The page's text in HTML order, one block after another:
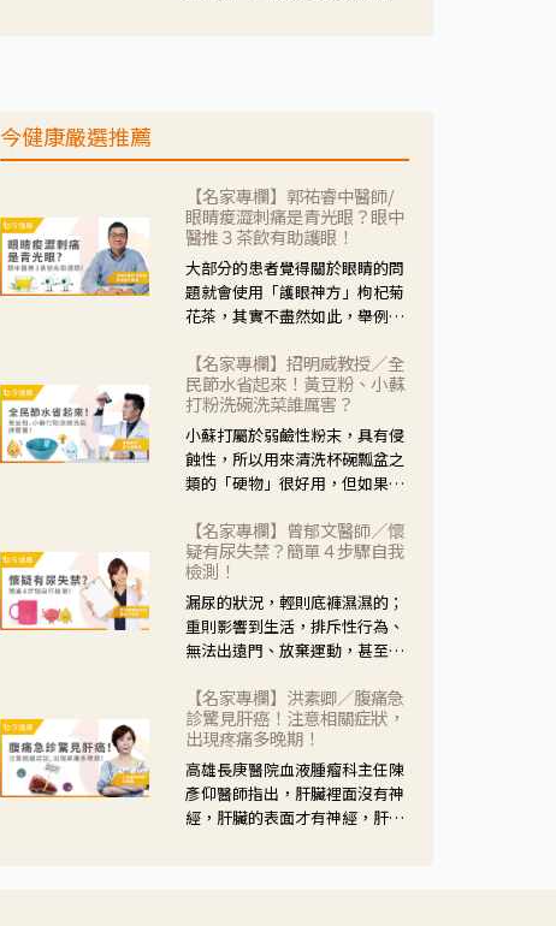
生活挑戰。
今健康嚴選推薦
【名家專欄】郭祐睿中醫師/
眼睛痠澀刺痛是青光眼？眼中
醫推３茶飲有助護眼！
大部分的患者覺得關於眼睛的問
題就會使用「護眼神方」枸杞菊
花茶，其實不盡然如此，舉例來
紅、眼睛痛、眼屎多而且顏色
黃，當然就可以使用枸杞菊花
茶，但是枸杞的劑量要少，菊花
的劑量要多；若是有以上症狀以
外，眼睛還會有灼熱感，眼屎多
到會「牽絲」，也就是水樣分泌
了，這時候就要使用菊花、金銀
花來治療；假如單純的眼睛乾
澀，結膜沒有紅，眼睛周圍沒有
眼屎，這種情況是屬於「陰
虛」，就可以使用枸杞、蓮藕、
麥門冬、山藥等比較滋潤的藥
【名家專欄】招明威教授／全
民節水省起來！黃豆粉、小蘇
打粉洗碗洗菜誰厲害？
小蘇打屬於弱鹼性粉末，具有侵
蝕性，所以用來清洗杯碗瓢盆之
類的「硬物」很好用，但如果用
特別注意用法用量，使用過多或
是浸泡太久，容易腐蝕蔬菜的纖
維，讓菜軟掉不清脆。
【名家專欄】曾郁文醫師／懷
疑有尿失禁？簡單４步驟自我
檢測！
漏尿的狀況，輕則底褲濕濕的；
重則影響到生活，排斥性行為、
無法出遠門、放棄運動，甚至怕
禁」的症狀，長期下來不敢與朋
友往來，低潮陰霾造成憂鬱症。
【名家專欄】洪素卿／腹痛急
診驚見肝癌！注意相關症狀，
出現疼痛多晚期！
高雄長庚醫院血液腫瘤科主任陳
彥仰醫師指出，肝臟裡面沒有神
經，肝臟的表面才有神經，肝臟